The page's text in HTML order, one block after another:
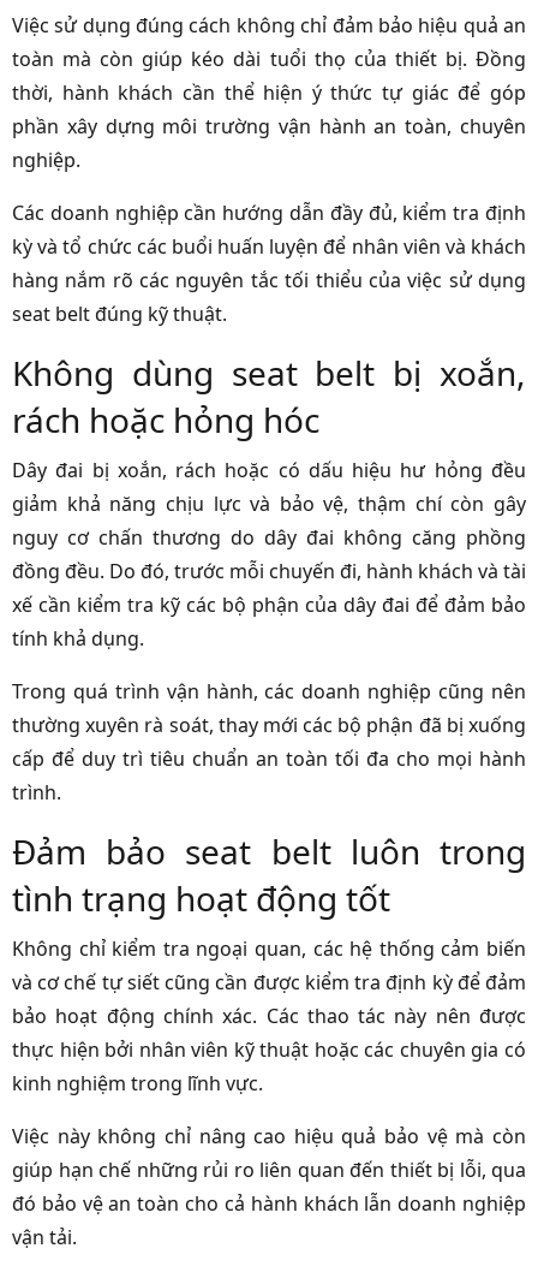
Việc sử dụng đúng cách không chỉ đảm bảo hiệu quả an
toàn mà còn giúp kéo dài tuổi thọ của thiết bị. Đồng
thời, hành khách cần thể hiện ý thức tự giác để góp
phần xây dựng môi trường vận hành an toàn, chuyên
nghiệp.
Các doanh nghiệp cần hướng dẫn đầy đủ, kiểm tra định
kỳ và tổ chức các buổi huấn luyện để nhân viên và khách
hàng nắm rõ các nguyên tắc tối thiểu của việc sử dụng
seat belt đúng kỹ thuật.
Không dùng seat belt bị xoắn,
rách hoặc hỏng hóc
Dây đai bị xoắn, rách hoặc có dấu hiệu hư hỏng đều
giảm khả năng chịu lực và bảo vệ, thậm chí còn gây
nguy cơ chấn thương do dây đai không căng phồng
đồng đều. Do đó, trước mỗi chuyến đi, hành khách và tài
xế cần kiểm tra kỹ các bộ phận của dây đai để đảm bảo
tính khả dụng.
Trong quá trình vận hành, các doanh nghiệp cũng nên
thường xuyên rà soát, thay mới các bộ phận đã bị xuống
cấp để duy trì tiêu chuẩn an toàn tối đa cho mọi hành
trình.
Đảm bảo seat belt luôn trong
tình trạng hoạt động tốt
Không chỉ kiểm tra ngoại quan, các hệ thống cảm biến
và cơ chế tự siết cũng cần được kiểm tra định kỳ để đảm
bảo hoạt động chính xác. Các thao tác này nên được
thực hiện bởi nhân viên kỹ thuật hoặc các chuyên gia có
kinh nghiệm trong lĩnh vực.
Việc này không chỉ nâng cao hiệu quả bảo vệ mà còn
giúp hạn chế những rủi ro liên quan đến thiết bị lỗi, qua
đó bảo vệ an toàn cho cả hành khách lẫn doanh nghiệp
vận tải.